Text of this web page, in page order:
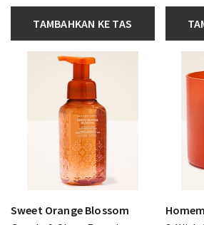
TAMBAHKAN KE TAS
Sweet Orange Blossom